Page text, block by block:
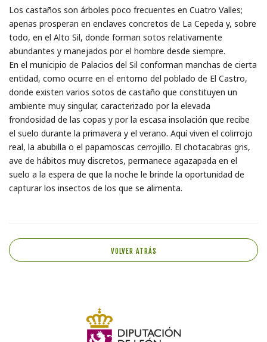
Los castaños son árboles poco frecuentes en Cuatro Valles;
apenas prosperan en enclaves concretos de La Cepeda y, sobre
todo, en el Alto Sil, donde forman sotos relativamente
abundantes y manejados por el hombre desde siempre.
En el municipio de Palacios del Sil conforman manchas de cierta
entidad, como ocurre en el entorno del poblado de El Castro,
donde existen varios sotos de castaño que constituyen un
ambiente muy singular, caracterizado por la elevada
frondosidad de las copas y por la escasa insolación que recibe
el suelo durante la primavera y el verano. Aquí viven el colirrojo
real, la abubilla o el papamoscas cerrojillo. El chotacabras gris,
ave de hábitos muy discretos, permanece agazapada en el
suelo a la espera de que la noche le brinde la oportunidad de
capturar los insectos de los que se alimenta.
VOLVER ATRÁS